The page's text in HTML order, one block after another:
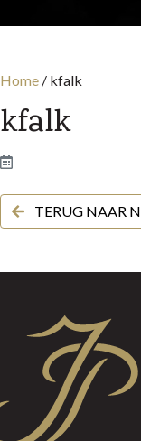
Home / kfalk
kfalk
TERUG NAAR